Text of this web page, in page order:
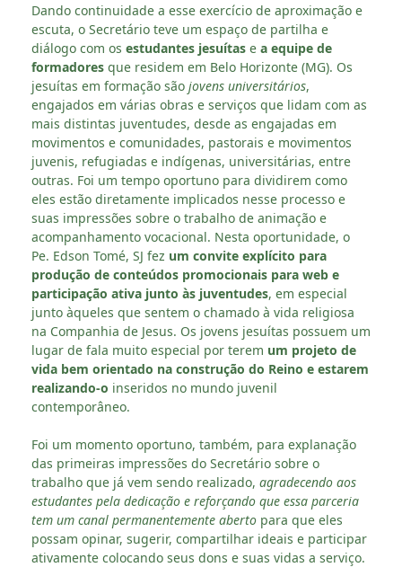
Dando continuidade a esse exercício de aproximação e
escuta, o Secretário teve um espaço de partilha e
diálogo com os estudantes jesuítas e a equipe de
formadores que residem em Belo Horizonte (MG). Os
jesuítas em formação são jovens universitários,
engajados em várias obras e serviços que lidam com as
mais distintas juventudes, desde as engajadas em
movimentos e comunidades, pastorais e movimentos
juvenis, refugiadas e indígenas, universitárias, entre
outras. Foi um tempo oportuno para dividirem como
eles estão diretamente implicados nesse processo e
suas impressões sobre o trabalho de animação e
acompanhamento vocacional. Nesta oportunidade, o
Pe. Edson Tomé, SJ fez um convite explícito para
produção de conteúdos promocionais para web e
participação ativa junto às juventudes, em especial
junto àqueles que sentem o chamado à vida religiosa
na Companhia de Jesus. Os jovens jesuítas possuem um
lugar de fala muito especial por terem um projeto de
vida bem orientado na construção do Reino e estarem
realizando-o inseridos no mundo juvenil
contemporâneo.
Foi um momento oportuno, também, para explanação
das primeiras impressões do Secretário sobre o
trabalho que já vem sendo realizado, agradecendo aos
estudantes pela dedicação e reforçando que essa parceria
tem um canal permanentemente aberto para que eles
possam opinar, sugerir, compartilhar ideais e participar
ativamente colocando seus dons e suas vidas a serviço.